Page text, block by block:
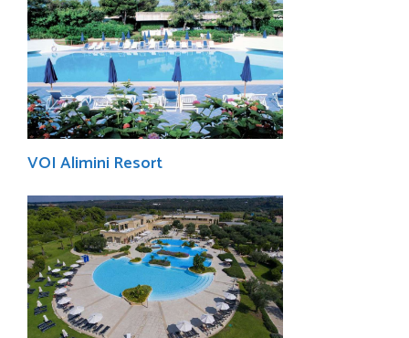
VOI Alimini Resort